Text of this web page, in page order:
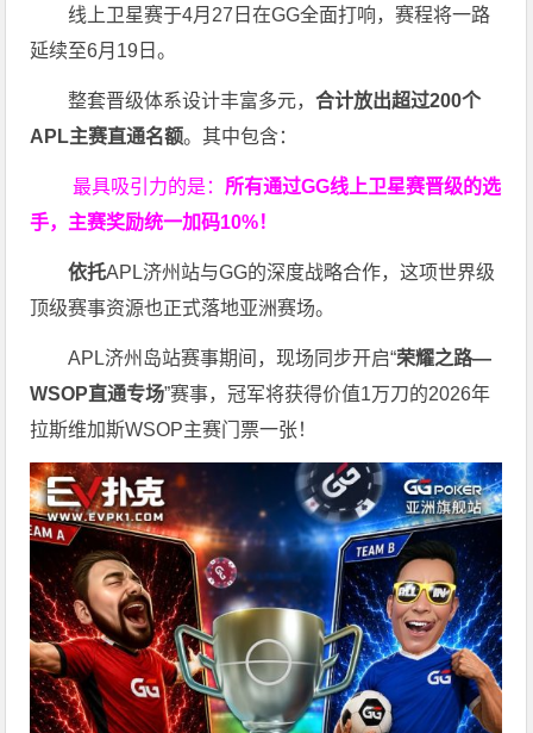
线上卫星赛于4月27日在GG全面打响，赛程将一路
延续至6月19日。
整套晋级体系设计丰富多元，合计放出超过200个
APL主赛直通名额。其中包含：
最具吸引力的是： 所有通过GG线上卫星赛晋级的选
手，主赛奖励统一加码10%！
依托APL济州站与GG的深度战略合作，这项世界级
顶级赛事资源也正式落地亚洲赛场。
APL济州岛站赛事期间，现场同步开启“荣耀之路—
WSOP直通专场”赛事，冠军将获得价值1万刀的2026年
拉斯维加斯WSOP主赛门票一张！